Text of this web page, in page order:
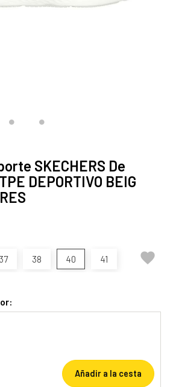
SKECHERS De
DEPORTIVO BEIG
37 38 40 41 
Añadir a la cesta